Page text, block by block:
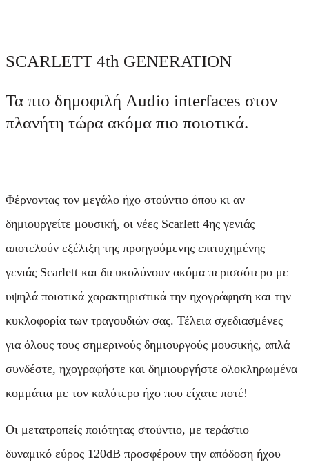
SCARLETT 4th GENERATION
Τα πιο δημοφιλή Audio interfaces στον
πλανήτη τώρα ακόμα πιο ποιοτικά.
Φέρνοντας τον μεγάλο ήχο στούντιο όπου κι αν
δημιουργείτε μουσική, οι νέες Scarlett 4ης γενιάς
αποτελούν εξέλιξη της προηγούμενης επιτυχημένης
γενιάς Scarlett και διευκολύνουν ακόμα περισσότερο με
υψηλά ποιοτικά χαρακτηριστικά την ηχογράφηση και την
κυκλοφορία των τραγουδιών σας. Τέλεια σχεδιασμένες
για όλους τους σημερινούς δημιουργούς μουσικής, απλά
συνδέστε, ηχογραφήστε και δημιουργήστε ολοκληρωμένα
κομμάτια με τον καλύτερο ήχο που είχατε ποτέ!
Οι μετατροπείς ποιότητας στούντιο, με τεράστιο
δυναμικό εύρος 120dB προσφέρουν την απόδοση ήχου